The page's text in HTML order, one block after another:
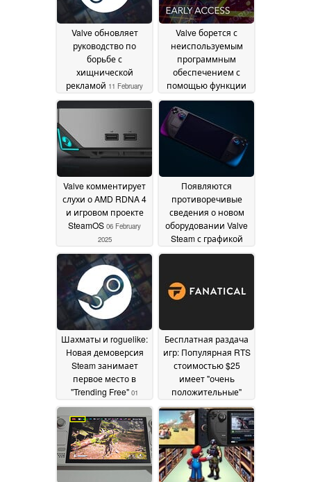
Valve обновляет
руководство по
борьбе с
хищнической
рекламой 11 February
2025
Valve борется с
неиспользуемым
программным
обеспечением с
помощью функции
shadow-dropped
Steam09 February 2025
Valve комментирует
слухи о AMD RDNA 4
и игровом проекте
SteamOS 06 February
2025
Появляются
противоречивые
сведения о новом
оборудовании Valve
Steam с графикой
AMD RDNA 405
Шахматы и roguelike:
Новая демоверсия
Steam занимает
первое место в
"Trending Free" 01
February 2025
Бесплатная раздача
игр: Популярная RTS
стоимостью $25
имеет "очень
положительные"
оценки в Steam, но
количество ключей
ограничено
30 January
2025